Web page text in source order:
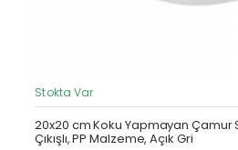
Stokta Var
20x20 cm Koku Yapmayan Çamur
Çıkışlı, PP Malzeme, Açık Gri